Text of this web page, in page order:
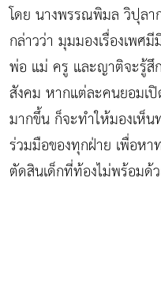
โดย นางพรรณพิมล วิปุลา
กล่าวว่า มุมมองเรื่องเพศ
พ่อ แม่ ครู และญาติจะรู้สึ
สังคม หากแต่ละคนยอมเปิ
มากขึ้น ก็จะทำให้มองเห็
ร่วมมือของทุกฝ่าย เพื่อห
ตัดสินเด็กที่ท้องไม่พร้อมด้